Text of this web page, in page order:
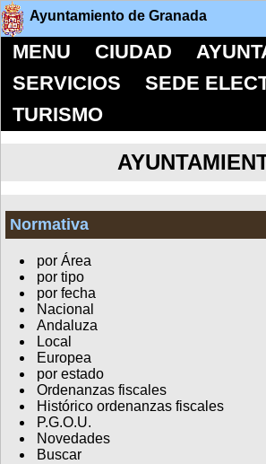
Ayuntamiento de Granada
MENU CIUDAD
SERVICIOS
SEDE
TURISMO
Normativa
por Área
por tipo
por fecha
Nacional
Andaluza
Local
Europea
por estado
Ordenanzas fiscales
Histórico ordenanzas fiscales
P.G.O.U.
Novedades
Buscar